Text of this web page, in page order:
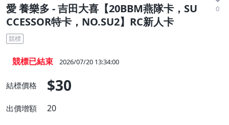
愛 養樂多 - 吉田大喜【20BBM燕隊卡，SU
CCESSOR特卡，NO.SU2】RC新人卡
0
競標
競標已結束 2026/07/20 13:34:00
結標價格 $30
出價增額 20